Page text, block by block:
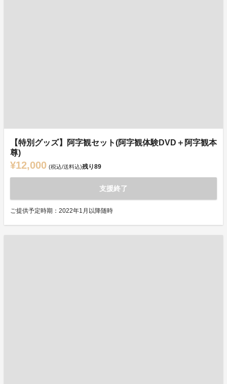
【特別グッズ】阿字観セット(阿字観体験DVD＋阿字観本
尊)
¥12,000 (税込/送料込)残り89
支援終了
ご提供予定時期：2022年1月以降随時